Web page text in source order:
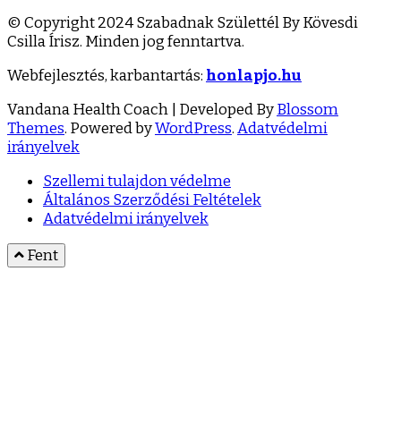
© Copyright 2024 Szabadnak Születtél By Kövesdi
Csilla Írisz. Minden jog fenntartva.
Webfejlesztés, karbantartás: honlapjo.hu
Vandana Health Coach | Developed ByBlossom
Themes. Powered byWordPress.Adatvédelmi
irányelvek
Szellemi tulajdon védelme
Általános Szerződési Feltételek
Adatvédelmi irányelvek
Fent